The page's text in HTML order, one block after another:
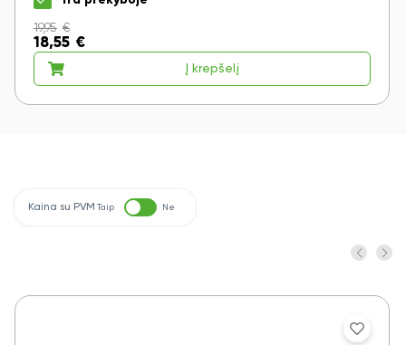
19,95 €
18,55 €
Į krepšelį
Kaina su PVM Taip Ne